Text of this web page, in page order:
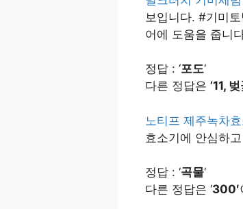
보입니다. #기미
어에 도움을 줍니
정답 : ‘포도‘
다른 정답은 ’11,
노티프 제주녹차
효소기에 안심하
정답 : ‘곡물‘
다른 정답은 ‘300′